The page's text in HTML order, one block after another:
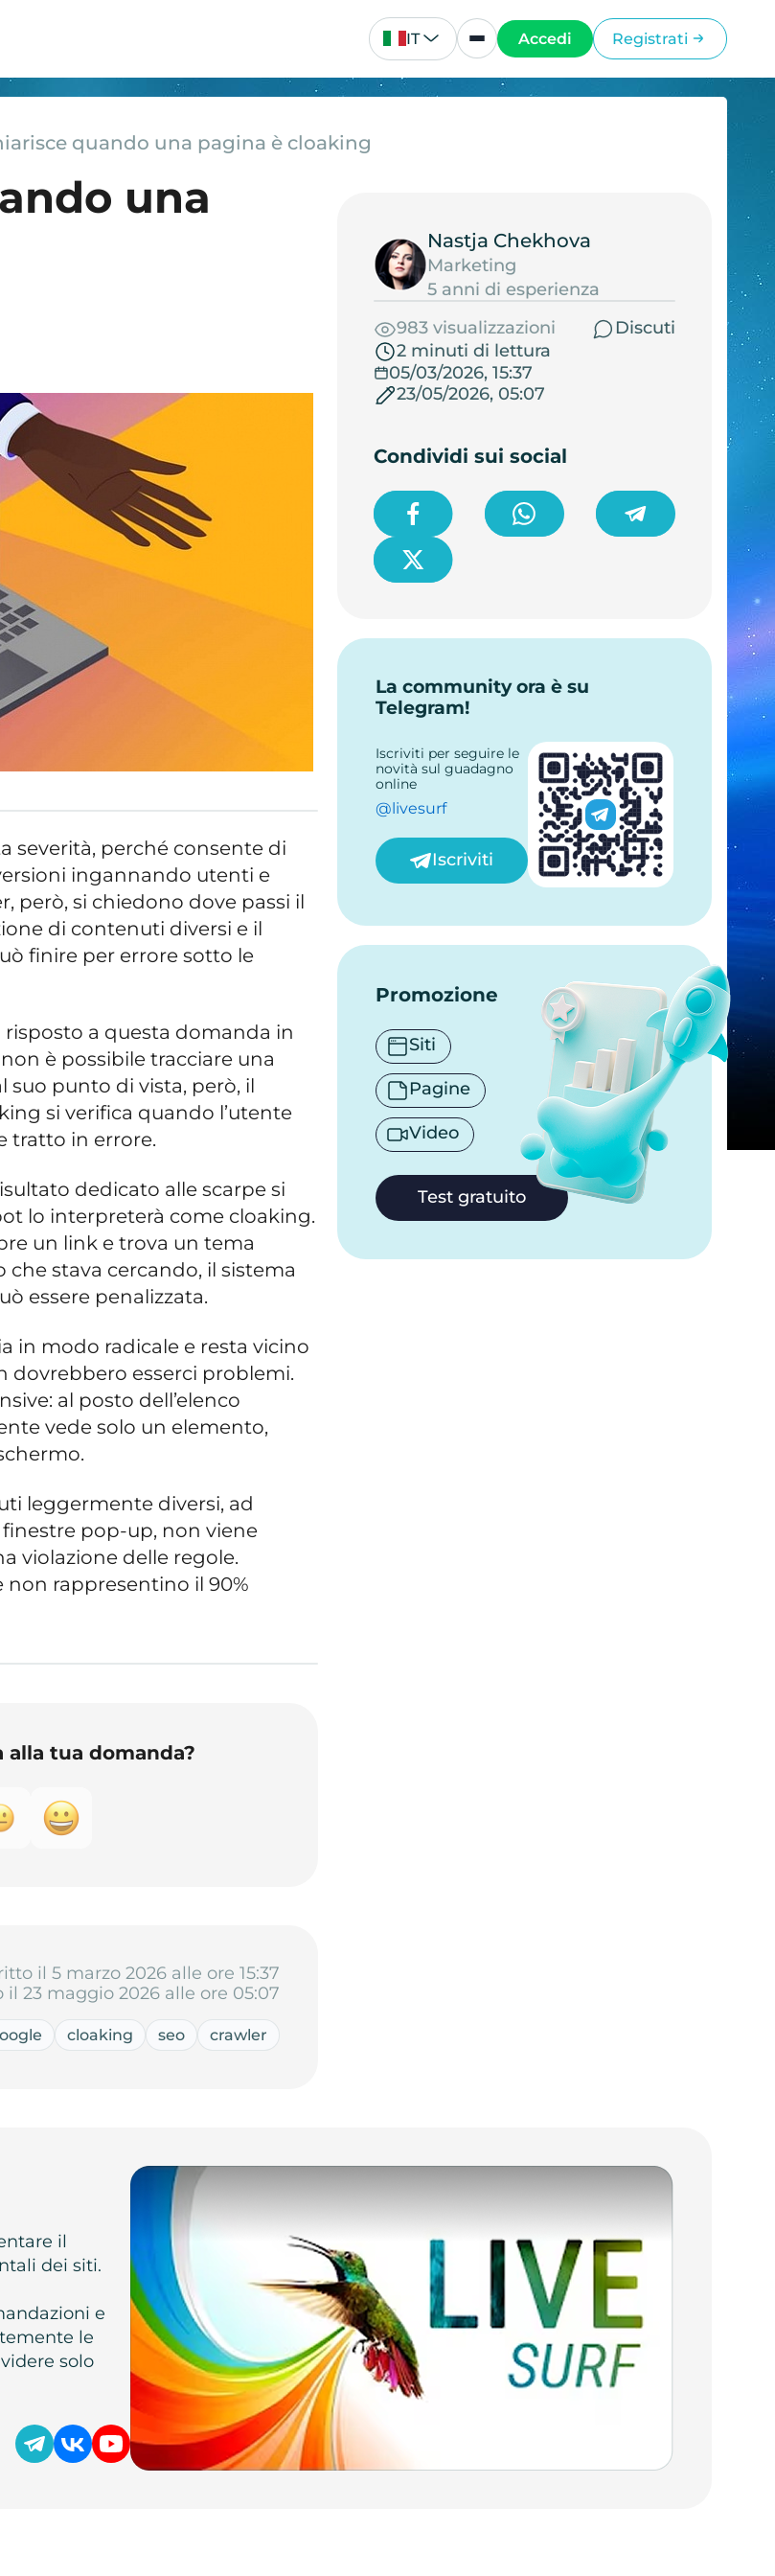
IT Accedi Registrati
quando una pagina è cloaking
una
severità, perché consente di
ingannando utenti e
però, si chiedono dove passi il
di contenuti diversi e il
finire per errore sotto le
a questa domanda in
è possibile tracciare una
suo punto di vista, però, il
si verifica quando l’utente
tratto in errore.
dedicato alle scarpe si
lo interpreterà come cloaking.
un link e trova un tema
stava cercando, il sistema
essere penalizzata.
in modo radicale e resta vicino
dovrebbero esserci problemi.
al posto dell’elenco
vede solo un elemento,
leggermente diversi, ad
pop-up, non viene
violazione delle regole.
non rappresentino il 90%
tua domanda?
il 5 marzo 2026 alle ore 15:37
23 maggio 2026 alle ore 05:07
cloaking seo crawler
Nastja Chekhova
Marketing
5 anni di esperienza
983 visualizzazioni
Discuti
2 minuti di lettura
05/03/2026, 15:37
23/05/2026, 05:07
Condividi sui social
La community ora è su
Telegram!
Iscriviti per seguire le
novità sul guadagno
online
@livesurf
Iscriviti
Promozione
Siti
Pagine
Video
Test gratuito
il
dei siti.
e
le
solo